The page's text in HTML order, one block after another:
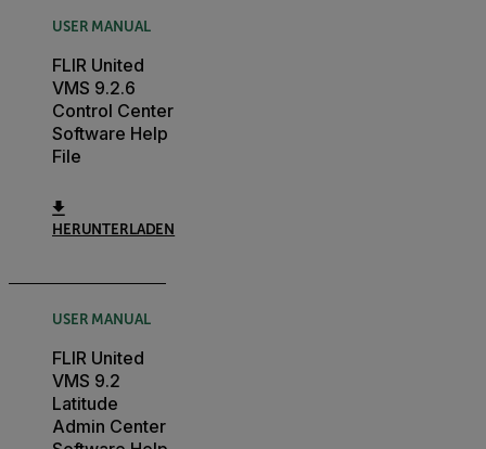
USER MANUAL
FLIR United
VMS 9.2.6
Control Center
Software Help
File
HERUNTERLADEN
USER MANUAL
FLIR United
VMS 9.2
Latitude
Admin Center